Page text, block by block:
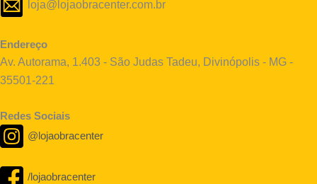
loja@lojaobracenter.com.br
Endereço
Av. Autorama, 1.403 - São Judas Tadeu, Divinópolis - MG -
35501-221
Redes Sociais
@lojaobracenter
/lojaobracenter